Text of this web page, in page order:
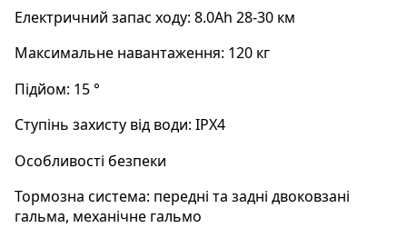
Електричний запас ходу: 8.0Ah 28-30 км
Максимальне навантаження: 120 кг
Підйом: 15 °
Ступінь захисту від води: IPX4
Особливості безпеки
Тормозна система: передні та задні двоковзані
гальма, механічне гальмо